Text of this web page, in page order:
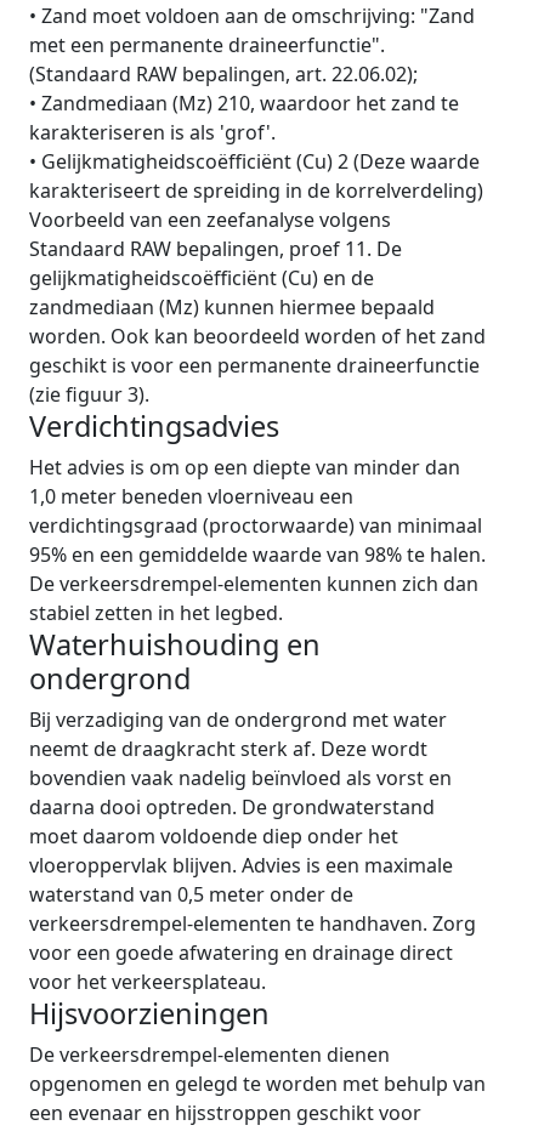
• Zand moet voldoen aan de omschrijving: "Zand
met een permanente draineerfunctie".
(Standaard RAW bepalingen, art. 22.06.02);
• Zandmediaan (Mz) 210, waardoor het zand te
karakteriseren is als 'grof'.
• Gelijkmatigheidscoëfficiënt (Cu) 2 (Deze waarde
karakteriseert de spreiding in de korrelverdeling)
Voorbeeld van een zeefanalyse volgens
Standaard RAW bepalingen, proef 11. De
gelijkmatigheidscoëfficiënt (Cu) en de
zandmediaan (Mz) kunnen hiermee bepaald
worden. Ook kan beoordeeld worden of het zand
geschikt is voor een permanente draineerfunctie
(zie figuur 3).
Verdichtingsadvies
Het advies is om op een diepte van minder dan
1,0 meter beneden vloerniveau een
verdichtingsgraad (proctorwaarde) van minimaal
95% en een gemiddelde waarde van 98% te halen.
De verkeersdrempel-elementen kunnen zich dan
stabiel zetten in het legbed.
Waterhuishouding en
ondergrond
Bij verzadiging van de ondergrond met water
neemt de draagkracht sterk af. Deze wordt
bovendien vaak nadelig beïnvloed als vorst en
daarna dooi optreden. De grondwaterstand
moet daarom voldoende diep onder het
vloeroppervlak blijven. Advies is een maximale
waterstand van 0,5 meter onder de
verkeersdrempel-elementen te handhaven. Zorg
voor een goede afwatering en drainage direct
voor het verkeersplateau.
Hijsvoorzieningen
De verkeersdrempel-elementen dienen
opgenomen en gelegd te worden met behulp van
een evenaar en hijsstroppen geschikt voor